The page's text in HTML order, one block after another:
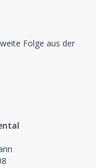
Folge aus der